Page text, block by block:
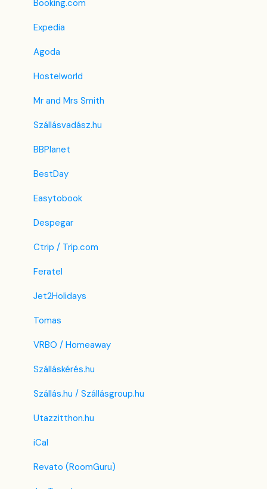
Előfizetés
Regisztrációs adatlap
Egyéni mező
PMS alatti menük
Adminisztráció
Booking.com
Expedia
Agoda
Hostelworld
Mr and Mrs Smith
Szállásvadász.hu
BBPlanet
BestDay
Easytobook
Despegar
Ctrip / Trip.com
Feratel
Jet2Holidays
Tomas
VRBO / Homeaway
Szálláskérés.hu
Szállás.hu / Szállásgroup.hu
Utazzitthon.hu
iCal
Revato (RoomGuru)